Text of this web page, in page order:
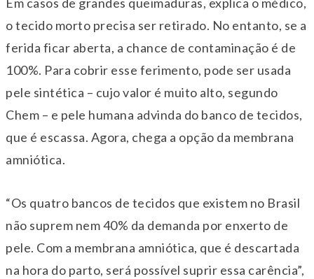
o tecido morto precisa ser retirado. No entanto, se a
ferida ficar aberta, a chance de contaminação é de
100%. Para cobrir esse ferimento, pode ser usada
pele sintética – cujo valor é muito alto, segundo
Chem – e pele humana advinda do banco de tecidos,
que é escassa. Agora, chega a opção da membrana
amniótica.
“Os quatro bancos de tecidos que existem no Brasil
não suprem nem 40% da demanda por enxerto de
pele. Com a membrana amniótica, que é descartada
na hora do parto, será possível suprir essa carência”,